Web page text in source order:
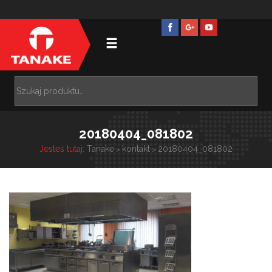
20180404_081802
Jesteś tutaj: Tanake > kontakt > 20180404_081802